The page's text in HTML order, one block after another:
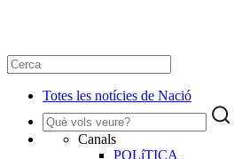
Totes les notícies de Nació
Canals
POLíTICA